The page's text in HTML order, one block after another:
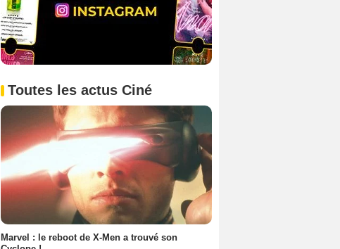
Toutes les actus Ciné
Marvel : le reboot de X-Men a trouvé son